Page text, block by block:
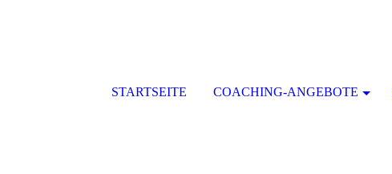
STARTSEITE COACHING-ANGEBOTE